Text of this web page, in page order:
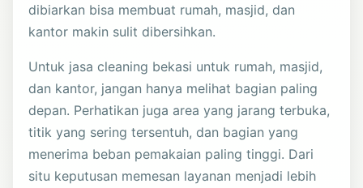
dibiarkan bisa membuat rumah, masjid, dan
kantor makin sulit dibersihkan.
Untuk jasa cleaning bekasi untuk rumah, masjid,
dan kantor, jangan hanya melihat bagian paling
depan. Perhatikan juga area yang jarang terbuka,
titik yang sering tersentuh, dan bagian yang
menerima beban pemakaian paling tinggi. Dari
situ keputusan memesan layanan menjadi lebih